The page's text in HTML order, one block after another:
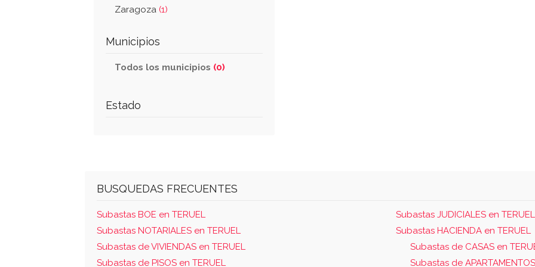
Zaragoza (1)
Municipios
Todos los municipios (0)
Estado
BUSQUEDAS FRECUENTES
Subastas BOE en TERUEL
Subastas JUDICIALES en TERUEL
Subastas NOTARIALES en TERUEL
Subastas HACIENDA en TERUEL
Subastas de VIVIENDAS en TERUEL
Subastas de CASAS en
Subastas de PISOS en TERUEL
Subastas de